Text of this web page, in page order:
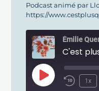
Podcast animé par
https://
Émilie
1x